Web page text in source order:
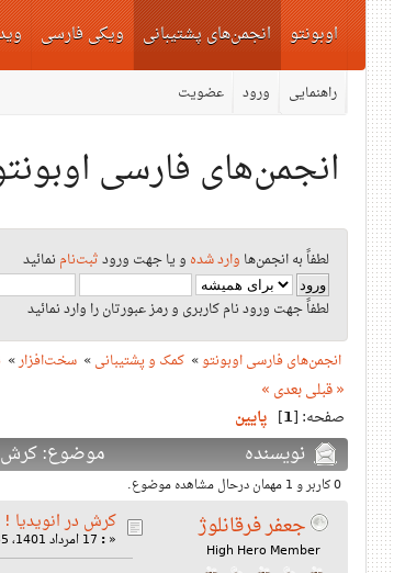
اوبونتو انجمن‌های پشتیبانی
راهنمایی ورود عضویت
ویکی فارسی
انجمن‌های فارسی
لطفاً به انجمن‌ها وارد شده و یا جهت ورودثبت‌نامنمائید
لطفاً جهت ورود نام کاربری و رمز عبورتان را وارد نمائید
انجمن‌های فارسی اوبونتو» کمک و پشتیبانی» سخت‌افزار»
« قبلیبعدی »
صفحه: [1
] پایین
نویسنده موضوع: کرش در
0 کاربر و 1 مهمان درحال مشاهده موضوع.
جعفر فرقانلوژ
High Hero Member
کرش در انویدیا !
«
: